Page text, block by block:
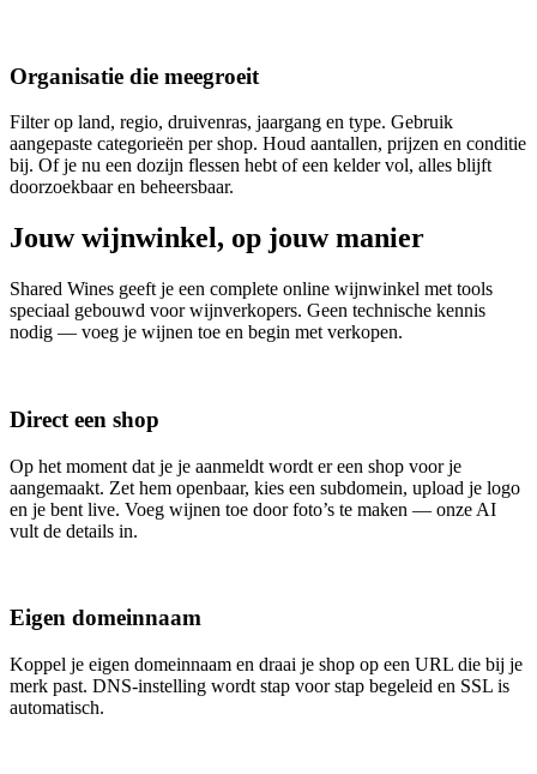
Organisatie die meegroeit
Filter op land, regio, druivenras, jaargang en type. Gebruik
aangepaste categorieën per shop. Houd aantallen, prijzen en conditie
bij. Of je nu een dozijn flessen hebt of een kelder vol, alles blijft
doorzoekbaar en beheersbaar.
Jouw wijnwinkel, op jouw manier
Shared Wines geeft je een complete online wijnwinkel met tools
speciaal gebouwd voor wijnverkopers. Geen technische kennis
nodig — voeg je wijnen toe en begin met verkopen.
Direct een shop
Op het moment dat je je aanmeldt wordt er een shop voor je
aangemaakt. Zet hem openbaar, kies een subdomein, upload je logo
en je bent live. Voeg wijnen toe door foto’s te maken — onze AI
vult de details in.
Eigen domeinnaam
Koppel je eigen domeinnaam en draai je shop op een URL die bij je
merk past. DNS-instelling wordt stap voor stap begeleid en SSL is
automatisch.